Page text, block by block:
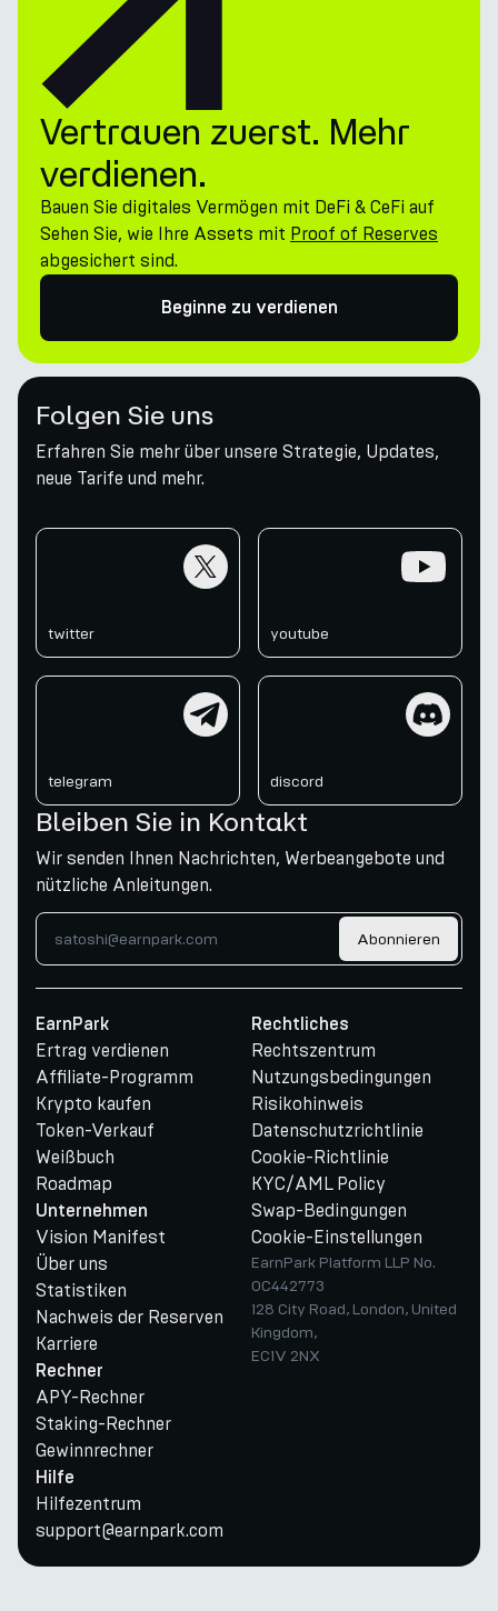
Vertrauen zuerst. Mehr
verdienen.
Bauen Sie digitales Vermögen mit DeFi & CeFi auf
Sehen Sie, wie Ihre Assets mit Proof of Reserves
abgesichert sind.
Beginne zu verdienen
Folgen Sie uns
Erfahren Sie mehr über unsere Strategie, Updates,
neue Tarife und mehr.
twitter youtube
telegram discord
Bleiben Sie in Kontakt
Wir senden Ihnen Nachrichten, Werbeangebote und
nützliche Anleitungen.
Abonnieren
EarnPark
Ertrag verdienen
Affiliate-Programm
Krypto kaufen
Token-Verkauf
Weißbuch
Roadmap
Unternehmen
Vision Manifest
Über uns
Statistiken
Nachweis der Reserven
Karriere
Rechner
APY-Rechner
Staking-Rechner
Gewinnrechner
Hilfe
Hilfezentrum
support@earnpark.com
Rechtliches
Rechtszentrum
Nutzungsbedingungen
Risikohinweis
Datenschutzrichtlinie
Cookie-Richtlinie
KYC/AML Policy
Swap-Bedingungen
Cookie-Einstellungen
EarnPark Platform LLP No.
OC442773
128 City Road, London, United
Kingdom,
EC1V 2NX